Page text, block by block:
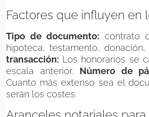
Factores que influyen en
Tipo de documento: contrato
hipoteca, testamento, donación,
transacción: Los honorarios se
escala anterior. Número de
Cuanto más extenso sea el
serán los costes.